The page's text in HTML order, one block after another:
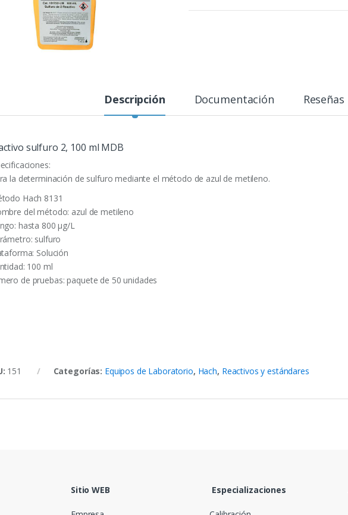
Descripción Documentación Reseñas
sulfuro 2, 100 ml MDB
la determinación de sulfuro mediante el método de azul de metileno.
Hach 8131
del método: azul de metileno
hasta 800 µg/L
sulfuro
Solución
100 ml
de pruebas: paquete de 50 unidades
151 Categorías: Equipos de Laboratorio, Hach, Reactivos y estándares
Sitio WEB Especializaciones